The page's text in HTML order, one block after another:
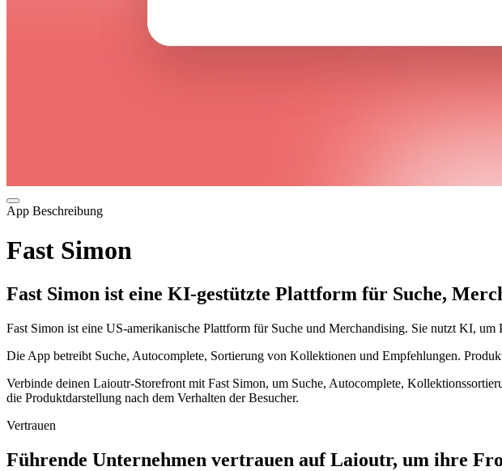
App Beschreibung
Fast Simon
Fast Simon ist eine KI-gestützte Plattform für Suche,
Fast Simon ist eine US-amerikanische Plattform für Suche und Merchandising. Sie nutzt KI,
Die App betreibt Suche, Autocomplete, Sortierung von Kollektionen und Empfehlungen.
Verbinde deinen Laioutr-Storefront mit Fast Simon, um Suche, Autocomplete,
die Produktdarstellung nach dem Verhalten der Besucher.
Vertrauen
Führende Unternehmen vertrauen auf Laioutr, um ihre